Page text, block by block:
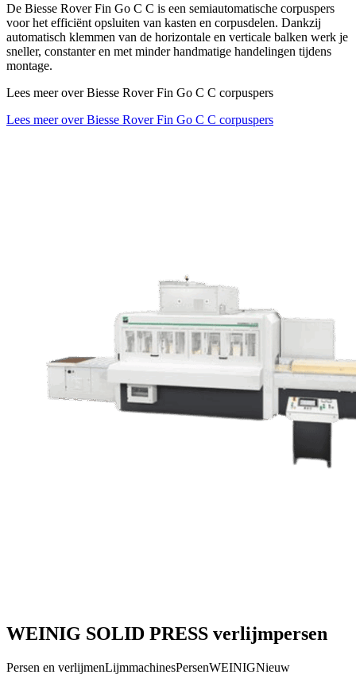
De Biesse Rover Fin Go C C is een semiautomatische corpuspers
voor het efficiënt opsluiten van kasten en corpusdelen. Dankzij
automatisch klemmen van de horizontale en verticale balken werk je
sneller, constanter en met minder handmatige handelingen tijdens
montage.
Lees meer over Biesse Rover Fin Go C C corpuspers
Lees meer over Biesse Rover Fin Go C C corpuspers
WEINIG SOLID PRESS verlijmpersen
Persen en verlijmenLijmmachinesPersenWEINIGNieuw